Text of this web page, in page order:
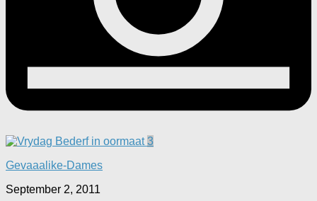
3
Gevaaalike-Dames
September 2, 2011